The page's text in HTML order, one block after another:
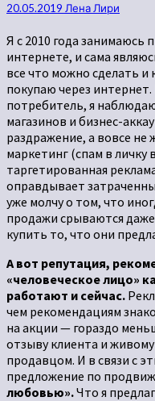
20.05.2019 Лена Лири
Я с 2010 года занимаюсь
интернете, и сама
все что можно сделать
покупаю через
потребитель, я
магазинов и бизнес-
раздражение, а вовсе не
маркетинг (спам в личку
таргетированная
оправдывает
уже молчу о том, что
продажи срываются
купить то, что они
А вот репутация,
«человеческое лицо»
работают и сейчас.
чем рекомендациям
на акции — гораздо
отзыву клиента и
продавцом. И в связи с
предложение по
любовью».Что я